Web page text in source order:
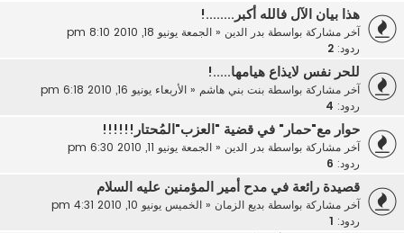
هذا بيان الآل فالله أكبر........!
آخر مشاركة بواسطة بدر الدين« الجمعة يونيو 18, 2010 8:10 pm
ردود: 2
للحر نفس لايذاع هيامها.....!
آخر مشاركة بواسطة بنت بني هاشم« الأربعاء يونيو 16, 2010 6:18 pm
ردود: 4
حوار مع"حمار" في قضية "العزب"المُحتار!!!!!!
آخر مشاركة بواسطة بدر الدين« الجمعة يونيو 11, 2010 6:30 pm
ردود: 6
قصيدة رائعة في مدح أمير المؤمنين عليه السلام
آخر مشاركة بواسطة بديع الزمان« الخميس يونيو 10, 2010 4:31 pm
ردود: